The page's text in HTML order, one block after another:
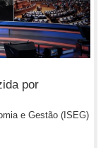
por
e Gestão (ISEG)